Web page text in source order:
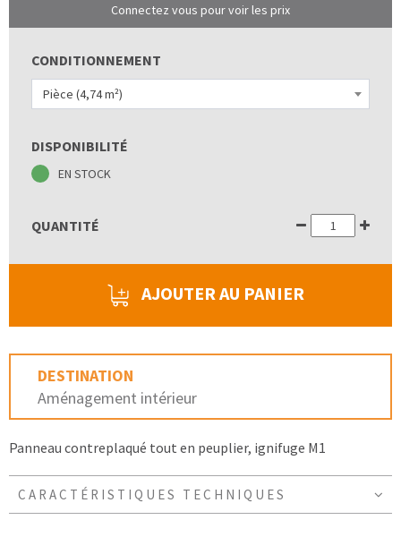
Connectez vous pour voir les prix
CONDITIONNEMENT
Pièce (4,74 m²)
DISPONIBILITÉ
EN STOCK
QUANTITÉ
AJOUTER AU PANIER
DESTINATION
Aménagement intérieur
Panneau contreplaqué tout en peuplier, ignifuge M1
CARACTÉRISTIQUES TECHNIQUES